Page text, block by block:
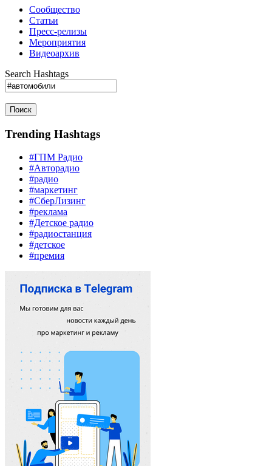
Сообщество
Статьи
Пресс-релизы
Мероприятия
Видеоархив
Search Hashtags
Поиск
Trending Hashtags
#ГПМ Радио
#Авторадио
#радио
#маркетинг
#СберЛизинг
#реклама
#Детское радио
#радиостанция
#детское
#премия